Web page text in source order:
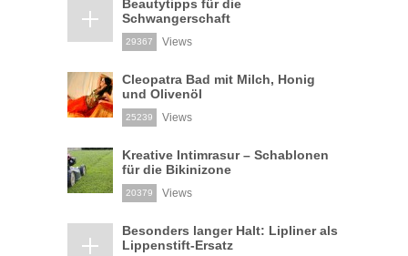
Beautytipps für die
Schwangerschaft
29367 Views
Cleopatra Bad mit Milch, Honig
und Olivenöl
25239 Views
Kreative Intimrasur – Schablonen
für die Bikinizone
20379 Views
Besonders langer Halt: Lipliner als
Lippenstift-Ersatz